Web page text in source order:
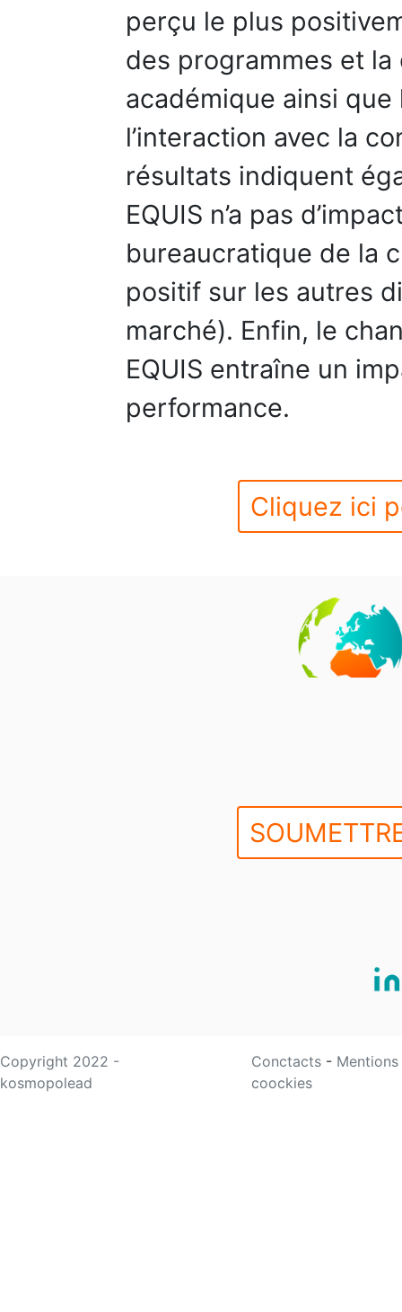
perçu le plus
des programmes et
académique ainsi que
l’interaction avec la
résultats indiquent
EQUIS n’a pas
bureaucratique de la
positif sur les autres
marché). Enfin, le
EQUIS entraîne un
performance.
Cliquez ici
Copyright 2022 -
kosmopolead
Conctacts -
coockies